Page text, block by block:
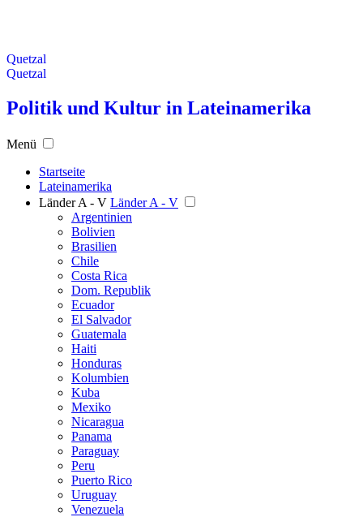
Quetzal
Quetzal
Politik und Kultur in Lateinamerika
Menü
Startseite
Lateinamerika
Länder A - V Länder A - V
Argentinien
Bolivien
Brasilien
Chile
Costa Rica
Dom. Republik
Ecuador
El Salvador
Guatemala
Haiti
Honduras
Kolumbien
Kuba
Mexiko
Nicaragua
Panama
Paraguay
Peru
Puerto Rico
Uruguay
Venezuela